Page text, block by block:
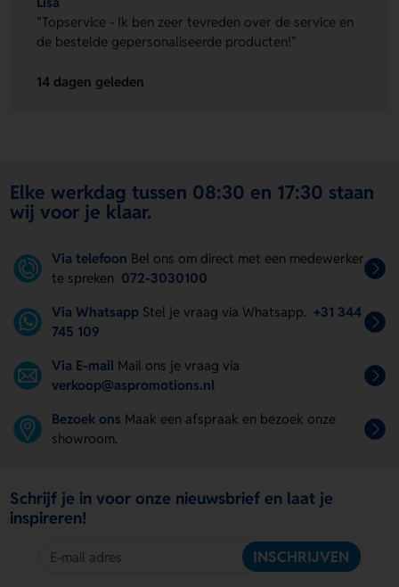
"Topservice - Ik ben zeer tevreden over de service en
de bestelde gepersonaliseerde producten!"
14 dagen geleden
Elke werkdag tussen 08:30 en 17:30 staan
wij voor je klaar.
Via telefoon Bel ons om direct met een medewerker
te spreken 072-3030100
Via Whatsapp Stel je vraag via Whatsapp. +31 344
745 109
Via E-mail Mail ons je vraag via
verkoop@aspromotions.nl
Bezoek ons Maak een afspraak en bezoek onze
showroom.
Schrijf je in voor onze nieuwsbrief en laat je
inspireren!
INSCHRIJVEN